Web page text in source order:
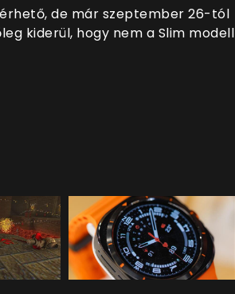
de már szeptember 26-tól
kiderül, hogy nem a Slim modell